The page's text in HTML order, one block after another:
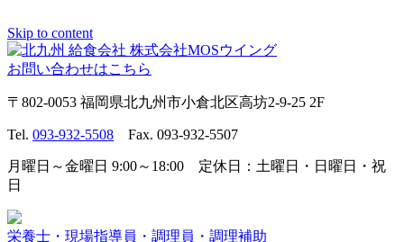
Skip to content
お問い合わせはこちら
〒802-0053 福岡県北九州市小倉北区高坊2-9-25 2F
Tel. 093-932-5508 Fax. 093-932-5507
月曜日～金曜日 9:00～18:00 定休日：土曜日・日曜日・祝
日
栄養士・現場指導員・調理員・調理補助